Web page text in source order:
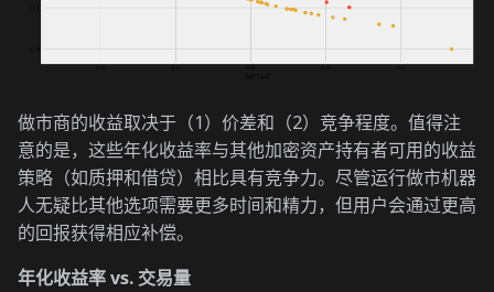
做市商的收益取决于（1）价差和（2）竞争程度。值得注
意的是，这些年化收益率与其他加密资产持有者可用的收益
策略（如质押和借贷）相比具有竞争力。尽管运行做市机器
人无疑比其他选项需要更多时间和精力，但用户会通过更高
的回报获得相应补偿。
年化收益率 vs. 交易量